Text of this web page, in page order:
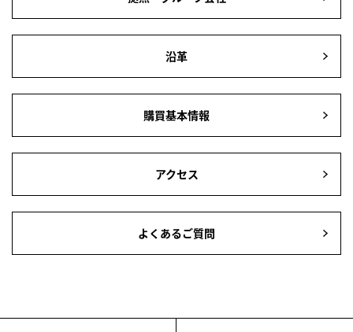
沿革
購買基本情報
アクセス
よくあるご質問